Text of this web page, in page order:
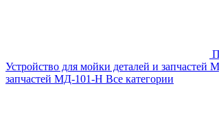
Устройство для мойки деталей и запчастей
запчастей МД-101-Н Все категории